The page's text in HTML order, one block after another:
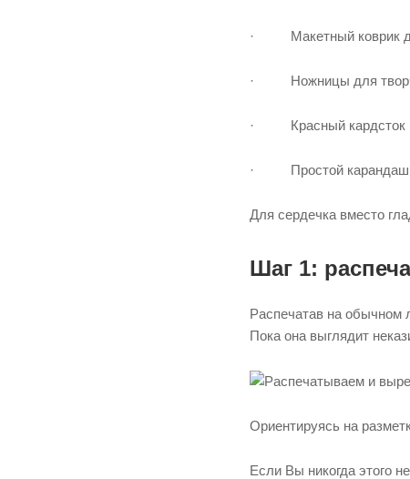
· Макетный коврик
· Ножницы для
· Красный кардсток
· Простой карандаш
Для сердечка вместо
Шаг 1:
Распечатав на обычном
Пока она выглядит
Ориентируясь на
Если Вы никогда этого